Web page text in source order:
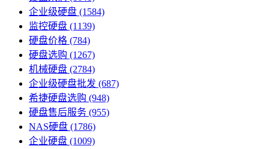
企业级硬盘 (1584)
监控硬盘 (1139)
硬盘价格 (784)
硬盘选购 (1267)
机械硬盘 (2784)
企业级硬盘批发 (687)
希捷硬盘选购 (948)
硬盘售后服务 (955)
NAS硬盘 (1786)
企业硬盘 (1009)